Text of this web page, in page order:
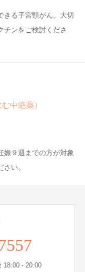
きる子宮頸がん。大切
チンをご検討くださ
中絶薬）
娠９週までの方が対象
い。
18:00 - 20:00